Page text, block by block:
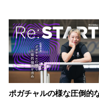
ポガチャルの様な圧倒的